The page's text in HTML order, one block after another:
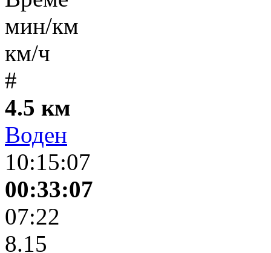
мин/км
км/ч
#
4.5 км
Воден
10:15:07
00:33:07
07:22
8.15